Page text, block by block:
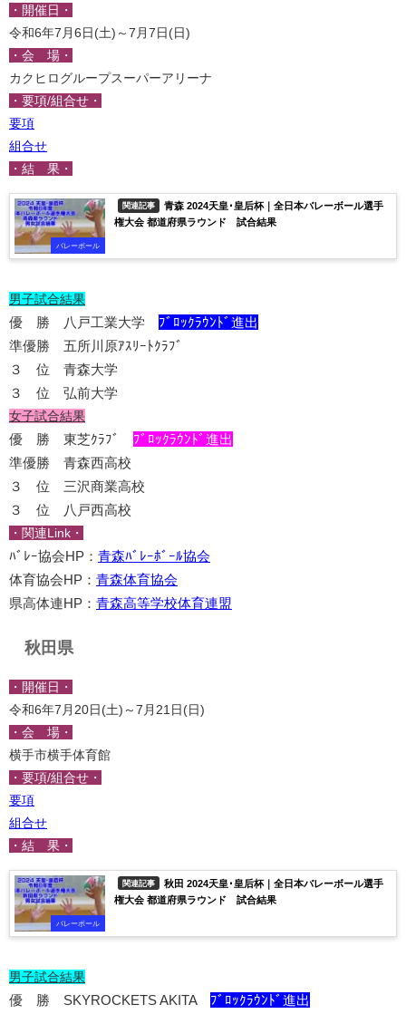
・開催日・
令和6年7月6日(土)～7月7日(日)
・会 場・
カクヒログループスーパーアリーナ
・要項/組合せ・
要項
組合せ
・結 果・
バレーボール
関連記事
青森 2024天皇･皇后杯｜全日本バレーボール選手
権大会 都道府県ラウンド 試合結果
男子試合結果
優 勝 八戸工業大学 ﾌﾞﾛｯｸﾗｳﾝﾄﾞ進出
準優勝 五所川原ｱｽﾘｰﾄｸﾗﾌﾞ
３ 位 青森大学
３ 位 弘前大学
女子試合結果
優 勝 東芝ｸﾗﾌﾞ ﾌﾞﾛｯｸﾗｳﾝﾄﾞ進出
準優勝 青森西高校
３ 位 三沢商業高校
３ 位 八戸西高校
・関連Link・
ﾊﾞﾚｰ協会HP： 青森ﾊﾞﾚｰﾎﾞｰﾙ協会
体育協会HP： 青森体育協会
県高体連HP： 青森高等学校体育連盟
秋田県
・開催日・
令和6年7月20日(土)～7月21日(日)
・会 場・
横手市横手体育館
・要項/組合せ・
要項
組合せ
・結 果・
バレーボール
関連記事
秋田 2024天皇･皇后杯｜全日本バレーボール選手
権大会 都道府県ラウンド 試合結果
男子試合結果
優 勝 SKYROCKETS AKITA ﾌﾞﾛｯｸﾗｳﾝﾄﾞ進出